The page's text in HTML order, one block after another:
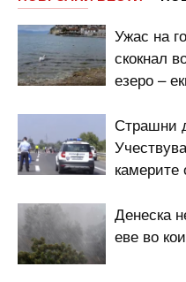
Ужас на
скокнал
езеро –
Страшни
камерите
Денеска
еве во